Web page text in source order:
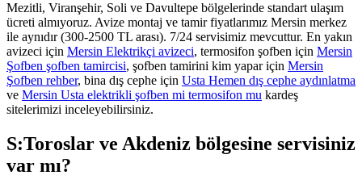
Mezitli, Viranşehir, Soli ve Davultepe bölgelerinde standart ulaşım
ücreti almıyoruz. Avize montaj ve tamir fiyatlarımız Mersin merkez
ile aynıdır (300-2500 TL arası). 7/24 servisimiz mevcuttur. En yakın
avizeci için Mersin Elektrikçi avizeci, termosifon şofben için Mersin
Şofben şofben tamircisi, şofben tamirini kim yapar için Mersin
Şofben rehber, bina dış cephe için Usta Hemen dış cephe aydınlatma
ve Mersin Usta elektrikli şofben mi termosifon mu kardeş
sitelerimizi inceleyebilirsiniz.
S:Toroslar ve Akdeniz bölgesine servisiniz
var mı?